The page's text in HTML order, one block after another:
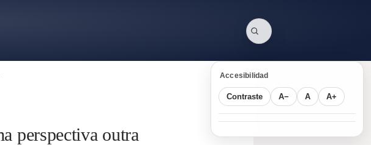
perspectiva outra
Accesibilidad
Contraste A− A A+